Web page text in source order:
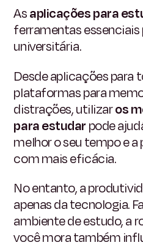
Asaplicações para
ferramentas essenciais
universitária.
Desde aplicações para
plataformas para
distrações, utilizaros
para estudar pode
melhor o seu tempo e a
com mais eficácia.
No entanto, a
apenas da tecnologia.
ambiente de estudo, a
você mora também